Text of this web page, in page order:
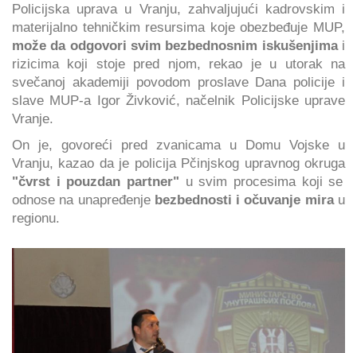
Policijska uprava u Vranju, zahvaljujući kadrovskim i
materijalno tehničkim resursima koje obezbeđuje MUP,
može da odgovori svim bezbednosnim iskušenjimai
rizicima koji stoje pred njom, rekao je u utorak na
svečanoj akademiji povodom proslave Dana policije i
slave MUP-a Igor Živković, načelnik Policijske uprave
Vranje.
On je, govoreći pred zvanicama u Domu Vojske u
Vranju, kazao da je policija Pčinjskog upravnog okruga
"čvrst i pouzdan partner" u svim procesima koji se
odnose na unapređenje bezbednosti i očuvanje mirau
regionu.